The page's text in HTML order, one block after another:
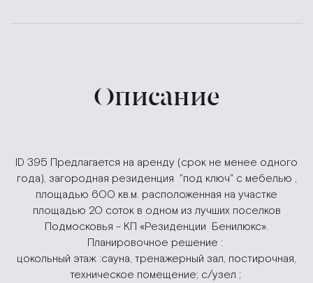
Описание
ID 395 Предлагается на аренду (срок не менее одного
года), загородная резиденция "под ключ" с мебелью ,
площадью 600 кв.м. расположенная на участке
площадью 20 соток в одном из лучших поселков
Подмосковья - КП «Резиденции Бенилюкс».
Планировочное решение :
цокольный этаж :сауна, тренажерный зал, постирочная,
техническое помещение; с/узел ;